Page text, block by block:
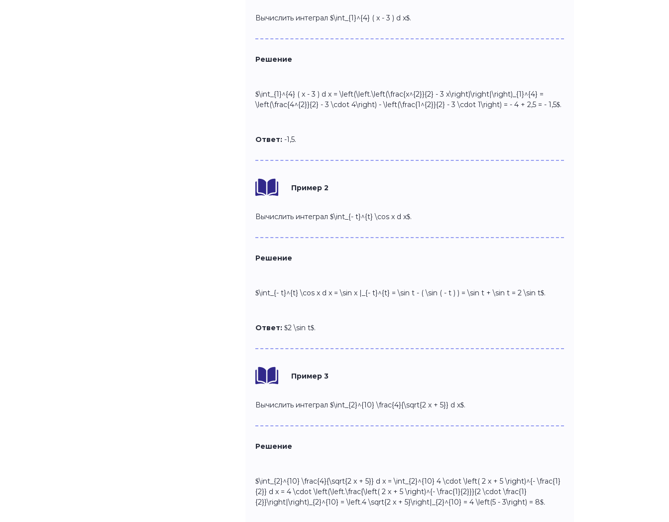
Вычислить интеграл $\int_{1}^{4} ( x - 3 ) d x$.
Решение
$\int_{1}^{4} ( x - 3 ) d x = \left(\left.\left(\frac{x^{2}}{2} - 3 x\right)\right|\right)_{1}^{4} =
\left(\frac{4^{2}}{2} - 3 \cdot 4\right) - \left(\frac{1^{2}}{2} - 3 \cdot 1\right) = - 4 + 2,5 = - 1,5$.
Ответ: -1,5.
Пример 2
Вычислить интеграл $\int_{- t}^{t} \cos x d x$.
Решение
$\int_{- t}^{t} \cos x d x = \sin x |_{- t}^{t} = \sin t - ( \sin ( - t ) ) = \sin t + \sin t = 2 \sin t$.
Ответ: $2 \sin t$.
Пример 3
Вычислить интеграл $\int_{2}^{10} \frac{4}{\sqrt{2 x + 5}} d x$.
Решение
$\int_{2}^{10} \frac{4}{\sqrt{2 x + 5}} d x = \int_{2}^{10} 4 \cdot \left( 2 x + 5 \right)^{- \frac{1}
{2}} d x = 4 \cdot \left(\left.\frac{\left( 2 x + 5 \right)^{- \frac{1}{2}}}{2 \cdot \frac{1}
{2}}\right|\right)_{2}^{10} = \left.4 \sqrt{2 x + 5}\right|_{2}^{10} = 4 \left(5 - 3\right) = 8$.